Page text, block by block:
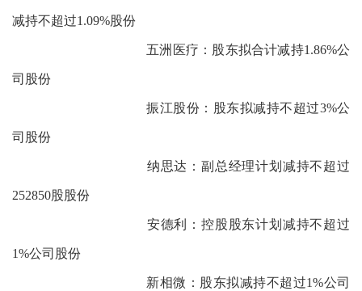
减持不超过1.09%股份
五洲医疗：股东拟合计减持1.86%公
司股份
振江股份：股东拟减持不超过3%公
司股份
纳思达：副总经理计划减持不超过
252850股股份
安德利：控股股东计划减持不超过
1%公司股份
新相微：股东拟减持不超过1%公司